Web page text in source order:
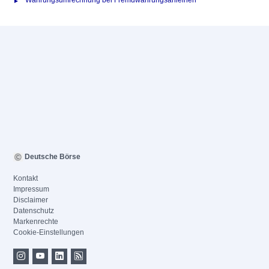
Deutsche Börse
Kontakt
Impressum
Disclaimer
Datenschutz
Markenrechte
Cookie-Einstellungen